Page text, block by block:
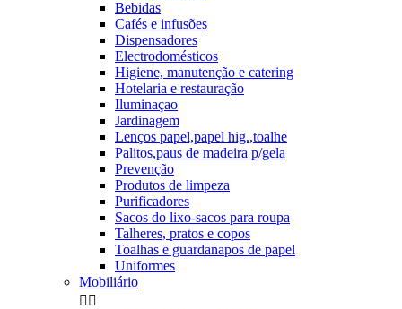
Bebidas
Cafés e infusões
Dispensadores
Electrodomésticos
Higiene, manutenção e catering
Hotelaria e restauração
Iluminaçao
Jardinagem
Lenços papel,papel hig.,toalhe
Palitos,paus de madeira p/gela
Prevenção
Produtos de limpeza
Purificadores
Sacos do lixo-sacos para roupa
Talheres, pratos e copos
Toalhas e guardanapos de papel
Uniformes
Mobiliário
 